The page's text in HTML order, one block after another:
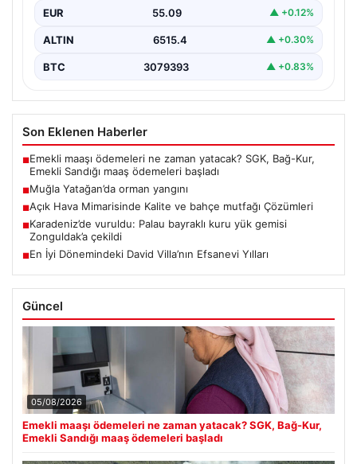
EUR 55.09 ▲ +0.12%
ALTIN 6515.4 ▲ +0.30%
BTC 3079393 ▲ +0.83%
Son Eklenen Haberler
■Emekli maaşı ödemeleri ne zaman yatacak? SGK, Bağ-Kur,
Emekli Sandığı maaş ödemeleri başladı
■Muğla Yatağan’da orman yangını
■Açık Hava Mimarisinde Kalite ve bahçe mutfağı Çözümleri
■Karadeniz’de vuruldu: Palau bayraklı kuru yük gemisi
Zonguldak’a çekildi
■En İyi Dönemindeki David Villa’nın Efsanevi Yılları
Güncel
05/08/2026
Emekli maaşı ödemeleri ne zaman yatacak? SGK, Bağ-Kur,
Emekli Sandığı maaş ödemeleri başladı